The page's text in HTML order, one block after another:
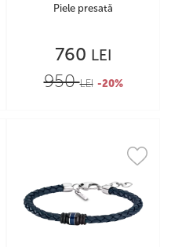
Piele presată
760 LEI
950LEI -20%